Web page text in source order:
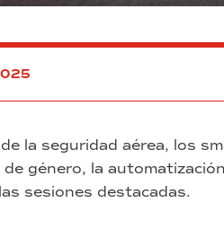
la seguridad aérea, los
género, la
sesiones destacadas.